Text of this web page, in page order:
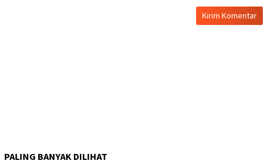
PALING BANYAK DILIHAT